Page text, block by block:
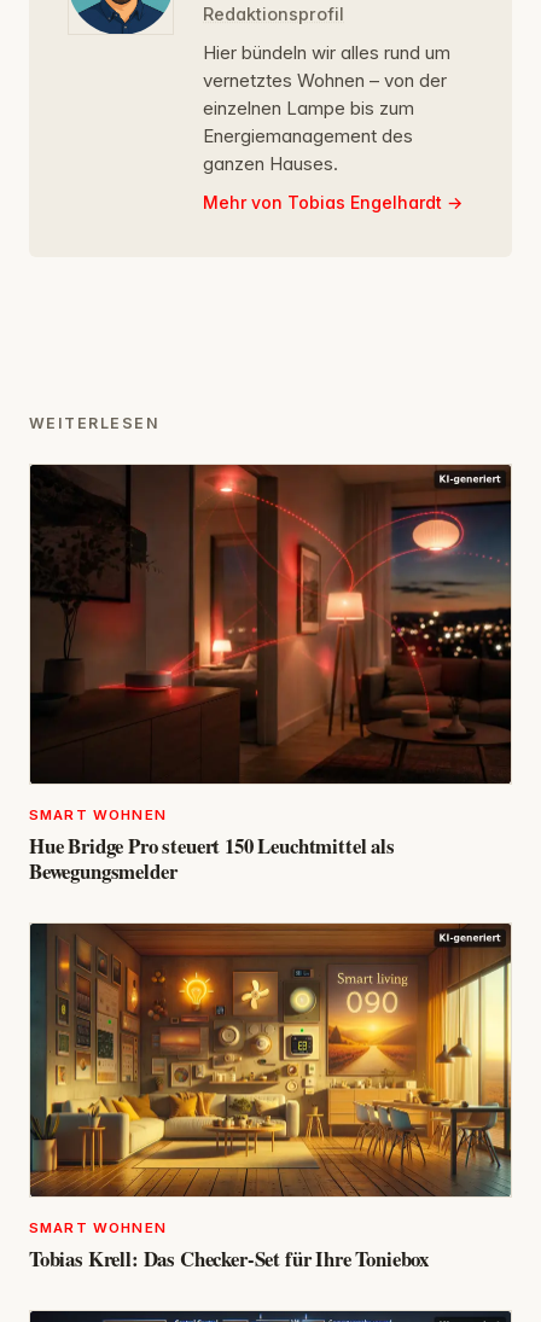
Redaktionsprofil
Hier bündeln wir alles rund um
vernetztes Wohnen – von der
einzelnen Lampe bis zum
Energiemanagement des
ganzen Hauses.
Mehr von Tobias Engelhardt
WEITERLESEN
SMART WOHNEN
Hue Bridge Pro steuert 150 Leuchtmittel als
Bewegungsmelder
SMART WOHNEN
Tobias Krell: Das Checker-Set für Ihre Toniebox